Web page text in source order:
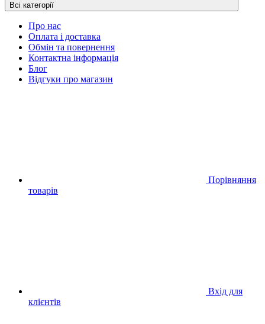
Всі категорії
Про нас
Оплата і доставка
Обмін та повернення
Контактна інформація
Блог
Відгуки про магазин
Порівняння
товарів
Вхід для
клієнтів